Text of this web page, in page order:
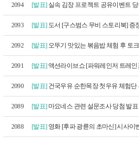
2094 [발표] 실속 김장 프로젝트 공유이벤트 당
2093 [발표] 도서 [구스범스 무비 스토리북] 증
2092 [발표] 오뚜기 맛있는 볶음밥 체험 후 토
2091 [발표]액션라이브쇼 [파워레인저 트레인
2090 [발표] 건국우유 순한목장 첫우유 체험단
2089 [발표] 마요네스 관련 설문조사 당첨 발표
2088 [발표] 영화 [후파 광륜의 초마신] 시사이